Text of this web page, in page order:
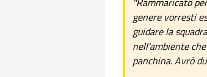
genere vorresti
guidare la
nell'ambiente
panchina. Avrò